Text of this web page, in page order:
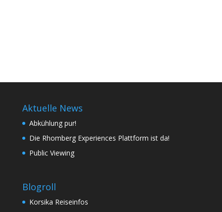
Aktuelle News
Abkühlung pur!
Die Rhomberg Experiences Plattform ist da!
Public Viewing
Blogroll
Korsika Reiseinfos